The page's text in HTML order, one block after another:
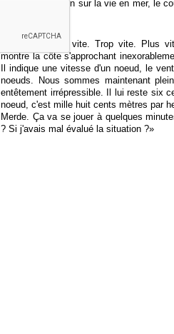
offre une réflexion sur la vie en mer, le
«Nous dérivons vite. Trop vite. Plus
montre la côte s'approchant
Il indique une vitesse d'un noeud, le
noeuds. Nous sommes maintenant
entêtement irrépressible. Il lui reste six
noeud, c'est mille huit cents mètres par
Merde. Ça va se jouer à quelques
? Si j'avais mal évalué la situation ?»